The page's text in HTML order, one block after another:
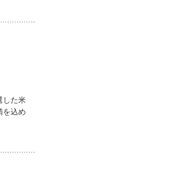
した米
を込め